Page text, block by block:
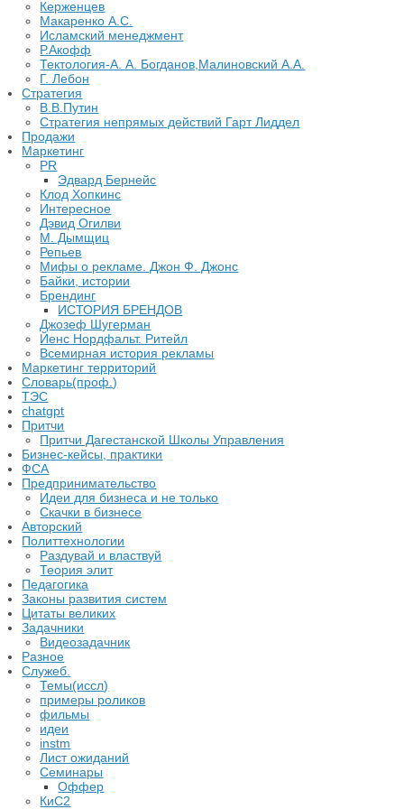
Керженцев
Макаренко А.С.
Исламский менеджмент
Р.Акофф
Тектология-А. А. Богданов,Малиновский А.А.
​Г. Лебон
Стратегия
В.В.Путин
​Стратегия непрямых действий Гарт Лиддел
Продажи
Маркетинг
PR
Эдвард Бернейс
Клод Хопкинс
Интересное
Дэвид Огилви
М. Дымщиц
Репьев
Мифы о рекламе. Джон Ф. Джонс
Байки, истории
Брендинг
ИСТОРИЯ БРЕНДОВ
Джозеф Шугерман
​Йенс Нордфальт. Ритейл
Всемирная история рекламы
Маркетинг территорий
Словарь(проф.)
ТЭС
chatgpt
Притчи
Притчи Дагестанской Школы Управления
Бизнес-кейсы, практики
ФСА
Предпринимательство
Идеи для бизнеса и не только
Скачки в бизнесе
Авторский
Политтехнологии
Раздувай и властвуй
Теория элит
​Педагогика
Законы развития систем
Цитаты великих
Задачники
Видеозадачник
Разное
Служеб.
Темы(иссл)
примеры роликов
фильмы
идеи
instm
Лист ожиданий
Семинары
Оффер
КиС2